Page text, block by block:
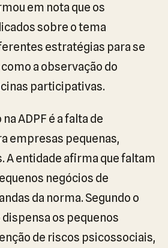
em nota que os
sobre o tema
estratégias para se
a observação do
participativas.
ADPF é a falta de
empresas pequenas,
A entidade afirma que faltam
negócios de
da norma. Segundo o
dispensa os pequenos
de riscos psicossociais,